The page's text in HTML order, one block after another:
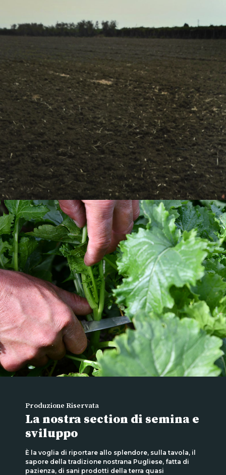
Produzione Riservata
La nostra section di semina e
sviluppo
È la voglia di riportare allo splendore, sulla tavola, il
sapore della tradizione nostrana Pugliese, fatta di
pazienza, di sani prodotti della terra quasi